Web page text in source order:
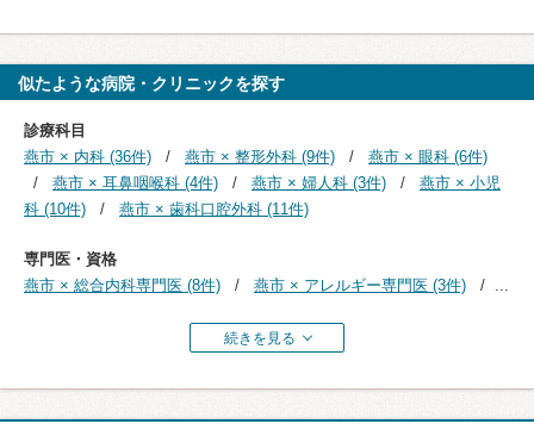
似たような病院・クリニックを探す
診療科目
燕市 × 内科 (36件)
燕市 × 整形外科 (9件)
燕市 × 眼科 (6件)
燕市 × 耳鼻咽喉科 (4件)
燕市 × 婦人科 (3件)
燕市 × 小児
科 (10件)
燕市 × 歯科口腔外科 (11件)
専門医・資格
燕市 × 総合内科専門医 (8件)
燕市 × アレルギー専門医 (3件) ...
続きを見る